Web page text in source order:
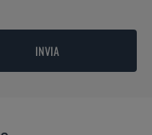
INVIA